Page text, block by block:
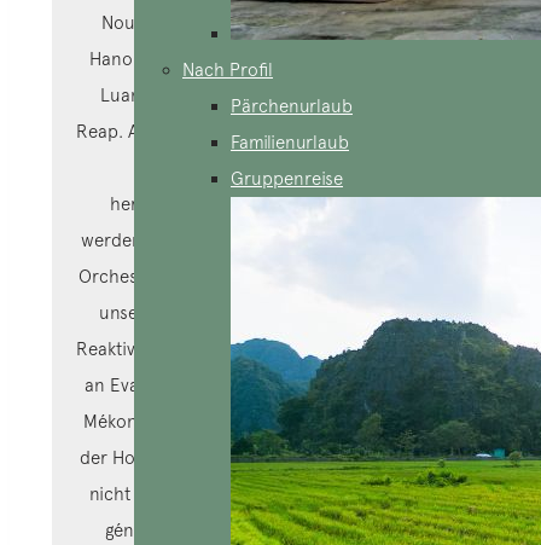
Nach Profil
Pärchenurlaub
Familienurlaub
Gruppenreise
Nous l’avons rêvé, nous l’avons vécu! Von
Hanoi an der Bucht von Tu Long, dann nach
Luang Prabang und schließlich nach Siem
Reap. Aus Kaskaden wunderschöner Bilder und
intensiver Momente, die auf viele
hervorragende Souvenirs zurückgeführt
werden, ist dies eine Gnade für die parfaitierte
Orchesterbegleitung von Cuc, die sich auch an
unsere „Caprices“ anpassen lässt, alle mit
Reaktivität, Effizienz und Effizienz . Vielen Dank
an Evaneos für die Kontaktaufnahme mit dem
Mékong-Dorf, einem Hauch von Russland und
der Hochachtung unserer Aufmerksamkeit, die
nicht mehr auf der Welt war. Merci auch à la
générosité des populations rencontrées,